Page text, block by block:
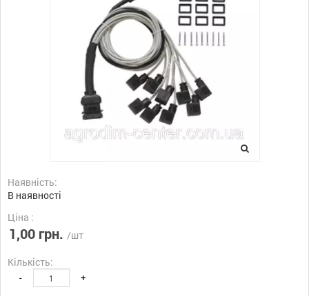
Наявність:
В наявності
Ціна :
1,00 грн. /шт
Кількість:
- +